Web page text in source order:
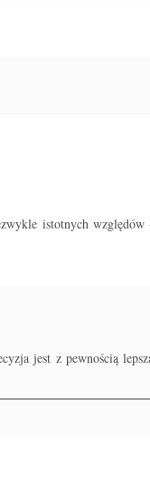
istotnych
jest z pewnością